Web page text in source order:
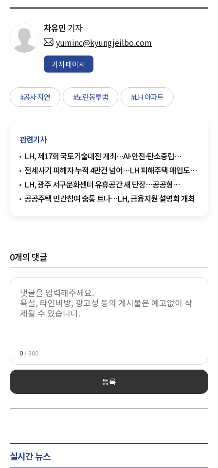
차유민 기자
yuminc@kyungjeilbo.com
기자페이지
#공사 지연 #노란봉투법 #LH 아파트
관련기사
LH, 제17회 국토기술대전 개최…AI·안전·탄소중립
아이디어 모집
전세사기 피해자 누적 4만건 넘어…LH 피해주택 매입도
1만호 돌파
LH, 광주 서구문화센터 유휴공간 새 단장…공공형
놀이시설 조성
공공주택 민간참여 숨통 트나…LH, 금융지원 설명회 개최
0개의 댓글
0 / 300
등록
실시간 뉴스